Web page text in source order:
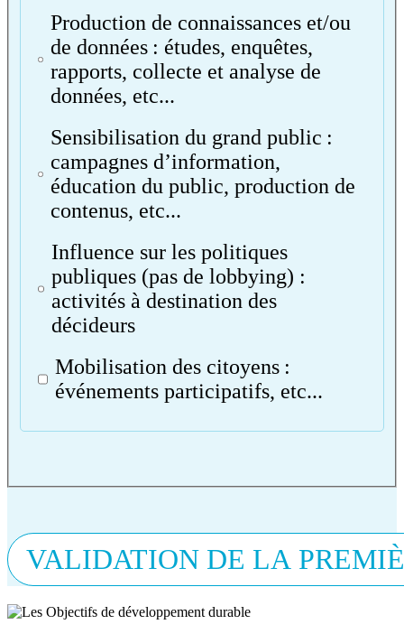
Production de connaissances et/ou
de données : études, enquêtes,
rapports, collecte et analyse de
données, etc...
Sensibilisation du grand public :
campagnes d’information,
éducation du public, production de
contenus, etc...
Influence sur les politiques
publiques (pas de lobbying) :
activités à destination des
décideurs
Mobilisation des citoyens :
événements participatifs, etc...